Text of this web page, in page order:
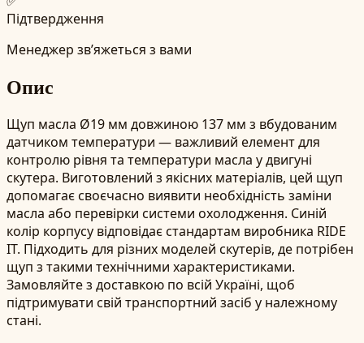
Підтвердження
Менеджер зв’яжеться з вами
Опис
Щуп масла Ø19 мм довжиною 137 мм з вбудованим
датчиком температури — важливий елемент для
контролю рівня та температури масла у двигуні
скутера. Виготовлений з якісних матеріалів, цей щуп
допомагає своєчасно виявити необхідність заміни
масла або перевірки системи охолодження. Синій
колір корпусу відповідає стандартам виробника RIDE
IT. Підходить для різних моделей скутерів, де потрібен
щуп з такими технічними характеристиками.
Замовляйте з доставкою по всій Україні, щоб
підтримувати свій транспортний засіб у належному
стані.